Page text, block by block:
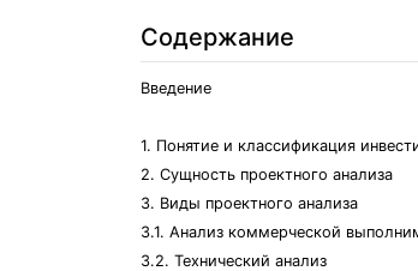
Содержание
Введение
1. Понятие и классификация
2. Сущность проектного анализа
3. Виды проектного анализа
3.1. Анализ коммерческой
3.2. Технический анализ